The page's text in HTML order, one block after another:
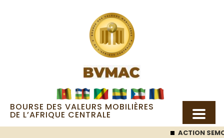
BOURSE DES VALEURS MOBILIÈRES
DE L’AFRIQUE CENTRALE
ACTION SEMC: 53 000